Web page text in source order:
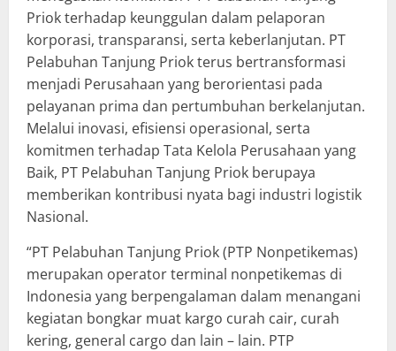
Priok terhadap keunggulan dalam pelaporan
korporasi, transparansi, serta keberlanjutan. PT
Pelabuhan Tanjung Priok terus bertransformasi
menjadi Perusahaan yang berorientasi pada
pelayanan prima dan pertumbuhan berkelanjutan.
Melalui inovasi, efisiensi operasional, serta
komitmen terhadap Tata Kelola Perusahaan yang
Baik, PT Pelabuhan Tanjung Priok berupaya
memberikan kontribusi nyata bagi industri logistik
Nasional.
“PT Pelabuhan Tanjung Priok (PTP Nonpetikemas)
merupakan operator terminal nonpetikemas di
Indonesia yang berpengalaman dalam menangani
kegiatan bongkar muat kargo curah cair, curah
kering, general cargo dan lain – lain. PTP